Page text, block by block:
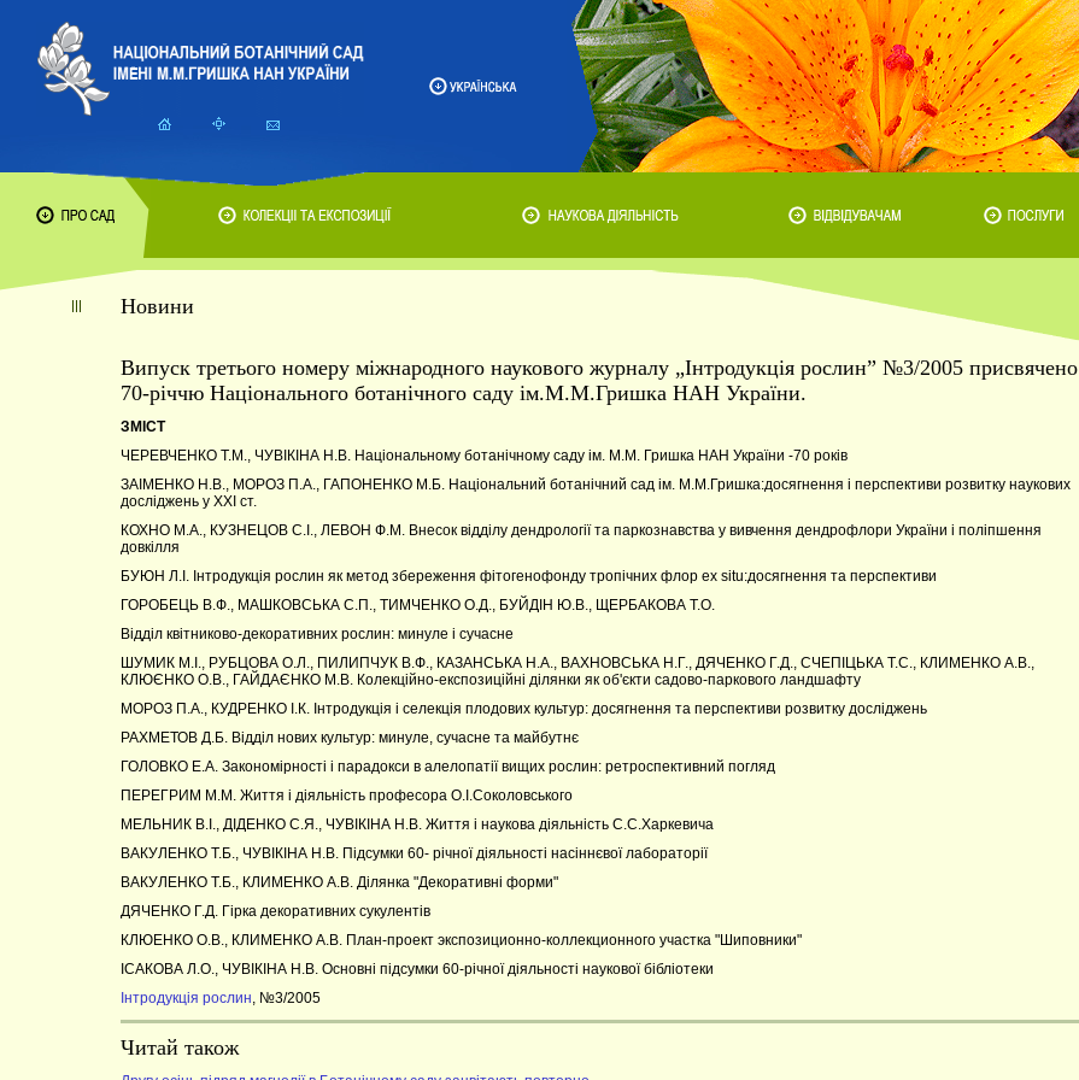
Новини
Випуск третього номеру міжнародного наукового журналу „Інтродукція рослин” №3/2005 присвячено
70-річчю Національного ботанічного саду ім.М.М.Гришка НАН України.
ЗМІСТ
ЧЕРЕВЧЕНКО Т.М., ЧУВIКIНА Н.В. Національному ботанічному саду ім. М.М. Гришка НАН України -70 років
ЗАІМЕНКО Н.В., МОРОЗ П.А., ГАПОНЕНКО М.Б. Національний ботанічний сад ім. М.М.Гришка:досягнення і перспективи розвитку наукових
досліджень у ХХІ ст.
КОХНО М.А., КУЗНЕЦОВ С.І., ЛЕВОН Ф.М. Внесок відділу дендрології та паркознавства у вивчення дендрофлори України і поліпшення
довкілля
БУЮН Л.І. Інтродукція рослин як метод збереження фітогенофонду тропічних флор ex situ:досягнення та перспективи
ГОРОБЕЦЬ В.Ф., МАШКОВСЬКА С.П., ТИМЧЕНКО О.Д., БУЙДІН Ю.В., ЩЕРБАКОВА Т.О.
Відділ квітниково-декоративних рослин: минуле і сучасне
ШУМИК М.І., РУБЦОВА О.Л., ПИЛИПЧУК В.Ф., КАЗАНСЬКА Н.А., ВАХНОВСЬКА Н.Г., ДЯЧЕНКО Г.Д., СЧЕПІЦЬКА Т.С., КЛИМЕНКО А.В.,
КЛЮЄНКО О.В., ГАЙДАЄНКО М.В. Колекційно-експозиційні ділянки як об'єкти садово-паркового ландшафту
МОРОЗ П.А., КУДРЕНКО І.К. Інтродукція і селекція плодових культур: досягнення та перспективи розвитку досліджень
РАХМЕТОВ Д.Б. Відділ нових культур: минуле, сучасне та майбутнє
ГОЛОВКО Е.А. Закономірності і парадокси в алелопатії вищих рослин: ретроспективний погляд
ПЕРЕГРИМ М.М. Життя і діяльність професора О.І.Соколовського
МЕЛЬНИК В.І., ДІДЕНКО С.Я., ЧУВІКІНА Н.В. Життя і наукова діяльність С.С.Харкевича
ВАКУЛЕНКО Т.Б., ЧУВІКІНА Н.В. Підсумки 60- річної діяльності насіннєвої лабораторії
ВАКУЛЕНКО Т.Б., КЛИМЕНКО А.В. Ділянка "Декоративні форми"
ДЯЧЕНКО Г.Д. Гірка декоративних сукулентів
КЛЮЕНКО О.В., КЛИМЕНКО А.В. План-проект экспозиционно-коллекционного участка "Шиповники"
ІСАКОВА Л.О., ЧУВІКІНА Н.В. Основні підсумки 60-річної діяльності наукової бібліотеки
Інтродукція рослин, №3/2005
Читай також